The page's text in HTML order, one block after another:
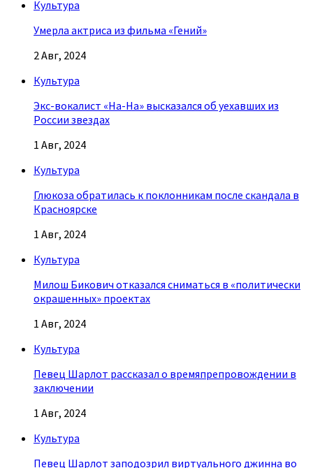
Культура
Умерла актриса из фильма «Гений»
2 Авг, 2024
Культура
Экс-вокалист «На-На» высказался об уехавших из
России звездах
1 Авг, 2024
Культура
Глюкоза обратилась к поклонникам после скандала в
Красноярске
1 Авг, 2024
Культура
Милош Бикович отказался сниматься в «политически
окрашенных» проектах
1 Авг, 2024
Культура
Певец Шарлот рассказал о времяпрепровождении в
заключении
1 Авг, 2024
Культура
Певец Шарлот заподозрил виртуального джинна во